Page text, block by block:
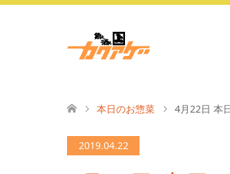
本日のお惣菜 4月22日 本
2019.04.22